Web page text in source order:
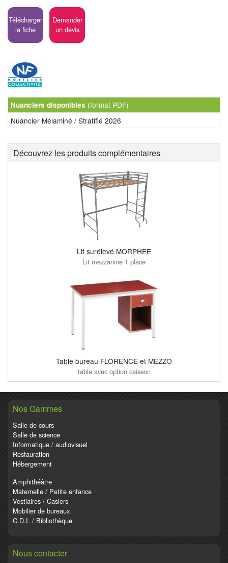
Télécharger
la fiche
Demander
un devis
Nuanciers disponibles (format PDF)
Nuancier Mélaminé / Stratifié 2026
Découvrez les produits complémentaires
Lit surélevé MORPHEE
Lit mezzanine 1 place
Table bureau FLORENCE et MEZZO
table avec option caisson
Nos Gammes
Salle de cours
Salle de science
Informatique / audiovisuel
Restauration
Hébergement
Amphithéâtre
Maternelle / Petite enfance
Vestiaires / Casiers
Mobilier de bureaux
C.D.I. / Bibliothèque
Nous contacter